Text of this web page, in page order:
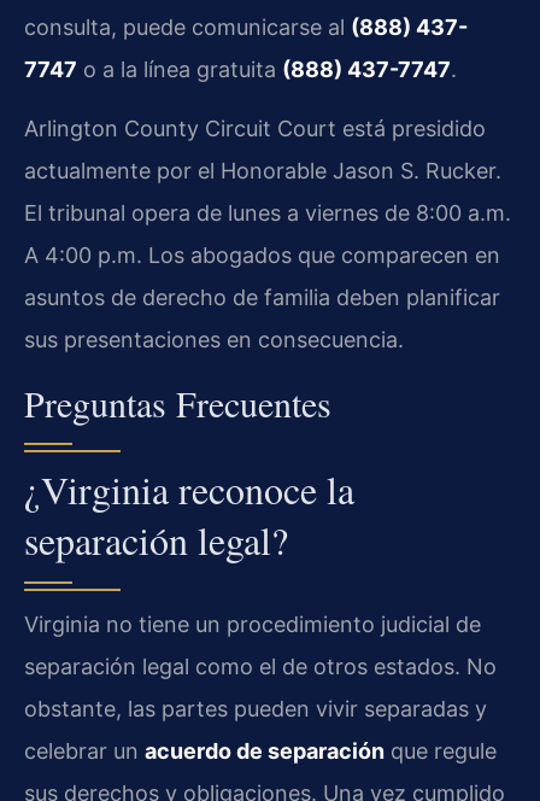
consulta, puede comunicarse al (888) 437-
7747 o a la línea gratuita (888) 437-7747.
Arlington County Circuit Court está presidido
actualmente por el Honorable Jason S. Rucker.
El tribunal opera de lunes a viernes de 8:00 a.m.
A 4:00 p.m. Los abogados que comparecen en
asuntos de derecho de familia deben planificar
sus presentaciones en consecuencia.
Preguntas Frecuentes
¿Virginia reconoce la
separación legal?
Virginia no tiene un procedimiento judicial de
separación legal como el de otros estados. No
obstante, las partes pueden vivir separadas y
celebrar un acuerdo de separación que regule
sus derechos y obligaciones. Una vez cumplido